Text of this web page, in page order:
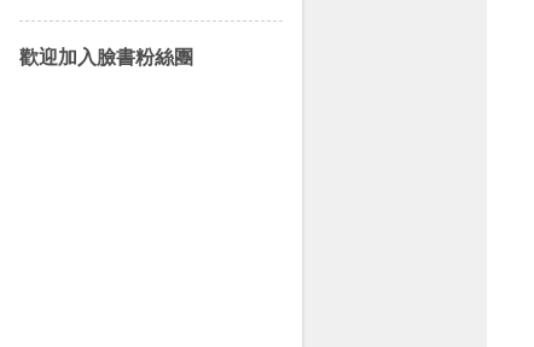
歡迎加入臉書粉絲團